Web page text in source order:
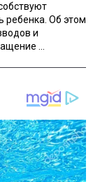
ребенка. Об этом
и
...